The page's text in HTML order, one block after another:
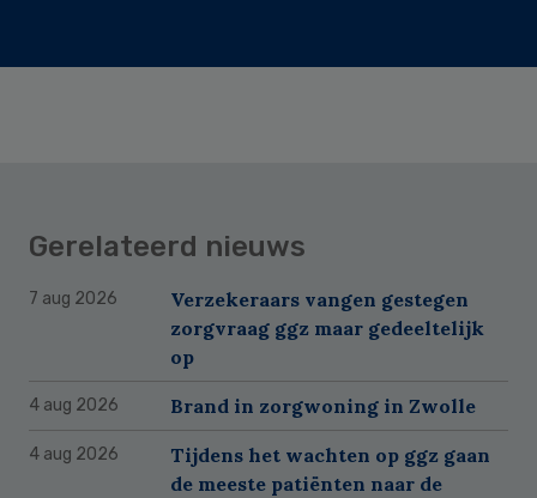
Gerelateerd nieuws
7 aug 2026
Verzekeraars vangen gestegen
zorgvraag ggz maar gedeeltelijk
op
4 aug 2026 Brand in zorgwoning in Zwolle
4 aug 2026
Tijdens het wachten op ggz gaan
de meeste patiënten naar de